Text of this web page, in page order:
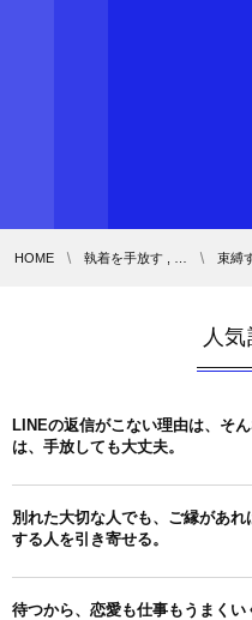
HOME 執着を手放す , … 束縛
人
LINEの返信がこない理由は、そ
は、手放しても大丈夫。
別れた大切な人でも、ご縁があ
する人を引き寄せる。
待つから、恋愛も仕事もうまく